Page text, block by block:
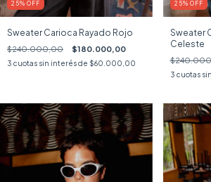
25% OFF
Sweater Carioca Rayado Rojo
$240.000,00 $180.000,00
3 cuotas sin interés de $60.000,00
25% OFF
Sweater
Celeste
3 cuotas